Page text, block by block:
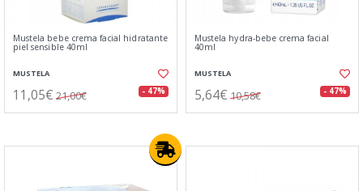
Mustela bebe crema facial hidratante
piel sensible 40ml
MUSTELA
11,05€ 21,00€ - 47%
Mustela hydra-bebe crema facial
40ml
MUSTELA
5,64€ 10,58€ - 47%